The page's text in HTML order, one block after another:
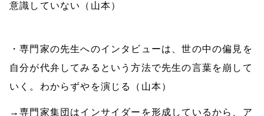
意識していない（山本）
・専門家の先生へのインタビューは、世の中の偏見を
自分が代弁してみるという方法で先生の言葉を崩して
いく。わからずやを演じる（山本）
→専門家集団はインサイダーを形成しているから、ア